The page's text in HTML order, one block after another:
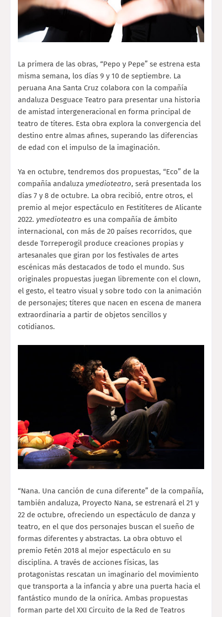
La primera de las obras, “Pepo y Pepe” se estrena esta
misma semana, los días 9 y 10 de septiembre. La
peruana Ana Santa Cruz colabora con la compañía
andaluza Desguace Teatro para presentar una historia
de amistad intergeneracional en forma principal de
teatro de títeres. Esta obra explora la convergencia del
destino entre almas afines, superando las diferencias
de edad con el impulso de la imaginación.
Ya en octubre, tendremos dos propuestas, “Eco” de la
compañía andaluza ymedioteatro, será presentada los
días 7 y 8 de octubre. La obra recibió, entre otros, el
premio al mejor espectáculo en Festitíteres de Alicante
2022. ymedioteatro es una compañía de ámbito
internacional, con más de 20 países recorridos, que
desde Torreperogil produce creaciones propias y
artesanales que giran por los festivales de artes
escénicas más destacados de todo el mundo. Sus
originales propuestas juegan libremente con el clown,
el gesto, el teatro visual y sobre todo con la animación
de personajes; títeres que nacen en escena de manera
extraordinaria a partir de objetos sencillos y
cotidianos.
“Nana. Una canción de cuna diferente” de la compañía,
también andaluza, Proyecto Nana, se estrenará el 21 y
22 de octubre, ofreciendo un espectáculo de danza y
teatro, en el que dos personajes buscan el sueño de
formas diferentes y abstractas. La obra obtuvo el
premio Fetén 2018 al mejor espectáculo en su
disciplina. A través de acciones físicas, las
protagonistas rescatan un imaginario del movimiento
que transporta a la infancia y abre una puerta hacia el
fantástico mundo de la onírica. Ambas propuestas
forman parte del XXI Circuito de la Red de Teatros